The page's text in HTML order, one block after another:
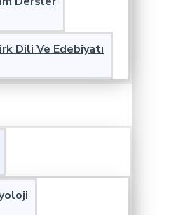
Dili Ve Edebiyatı